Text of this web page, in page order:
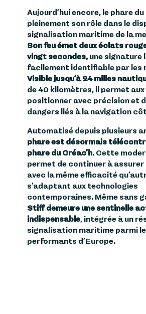
Aujourd’hui encore, le phare
pleinement son rôle dans le
signalisation maritime de la
Son feu émet deux éclats
vingt secondes, une signature
facilement identifiable par les
Visible jusqu’à 24 milles
de 40 kilomètres, il permet aux
positionner avec précision et
dangers liés à la navigation
Automatisé depuis plusieurs
phare est désormais
phare du Créac’h. Cette
permet de continuer à assurer
avec la même efficacité
s’adaptant aux technologies
contemporaines. Même sans
Stiff demeure une sentinelle
indispensable, intégrée à un
signalisation maritime parmi
performants d’Europe.